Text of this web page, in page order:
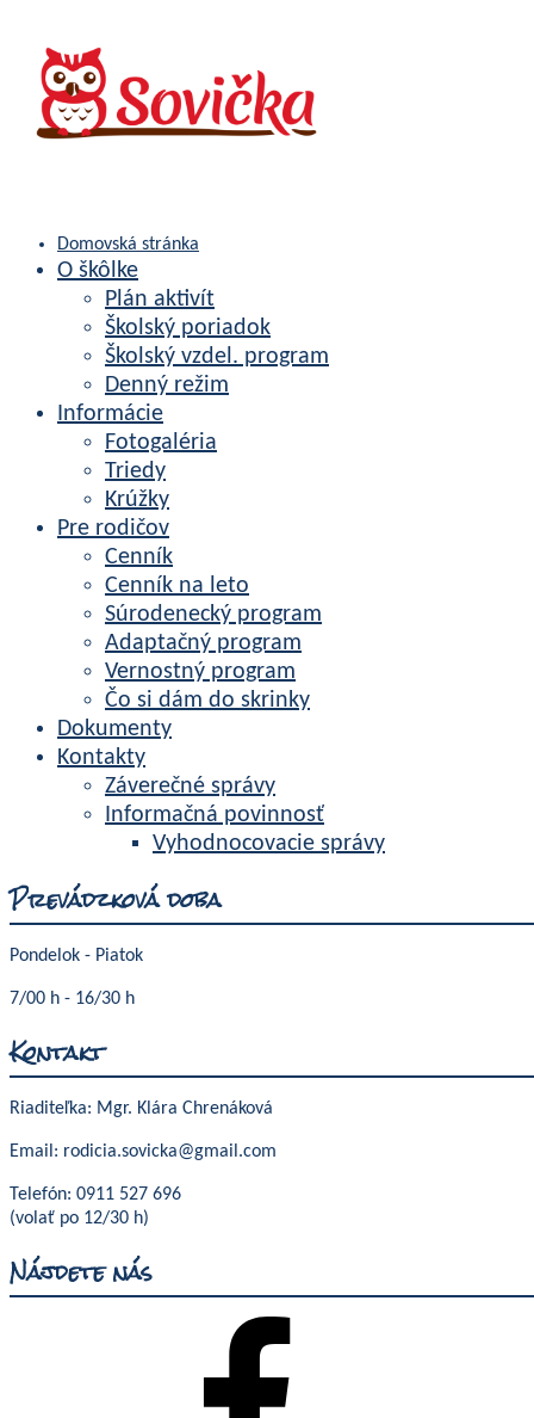
Domovská stránka
O škôlke
Plán aktivít
Školský poriadok
Školský vzdel. program
Denný režim
Informácie
Fotogaléria
Triedy
Krúžky
Pre rodičov
Cenník
Cenník na leto
Súrodenecký program
Adaptačný program
Vernostný program
Čo si dám do skrinky
Dokumenty
Kontakty
Záverečné správy
Informačná povinnosť
Vyhodnocovacie správy
Prevádzková doba
Pondelok - Piatok
7/00 h - 16/30 h
Kontakt
Riaditeľka: Mgr. Klára Chrenáková
Email: rodicia.sovicka@gmail.com
Telefón: 0911 527 696
(volať po 12/30 h)
Nájdete nás